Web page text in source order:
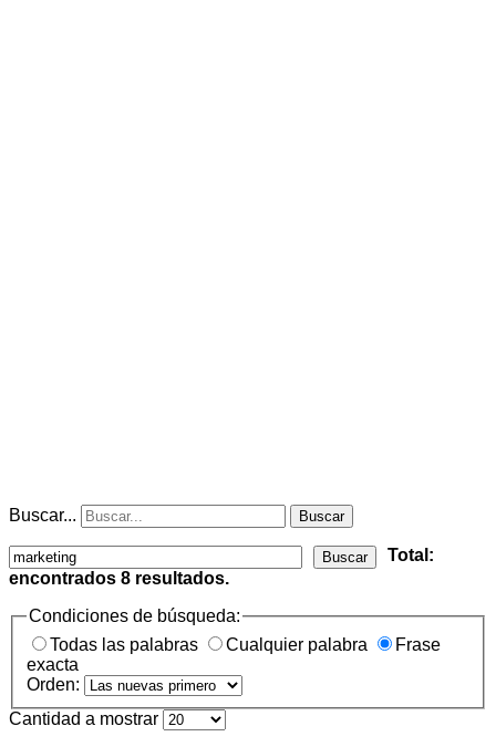
Buscar... Buscar
Buscar
Total:
encontrados 8 resultados.
Condiciones de búsqueda:
Todas las palabras
Cualquier palabra
Frase
exacta
Orden:
Cantidad a mostrar